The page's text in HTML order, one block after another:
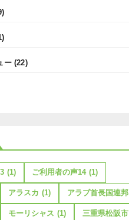
ー(22)
(1) ご利用者の声14 (1)
アラスカ (1) アラブ首長国連邦
モーリシャス (1) 三重県松阪市